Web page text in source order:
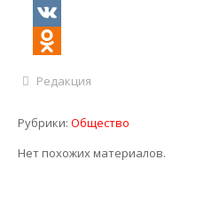
Mail.Ru
VK
Редакция
Рубрики: Общество
Нет похожих материалов.